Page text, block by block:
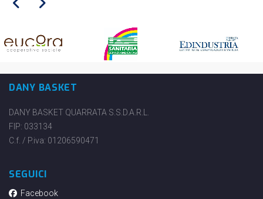
DANY BASKET
DANY BASKET QUARRATA S.S.D.A.R.L.
FIP: 033134
C.f. / P.iva: 01206590471
SEGUICI
Facebook